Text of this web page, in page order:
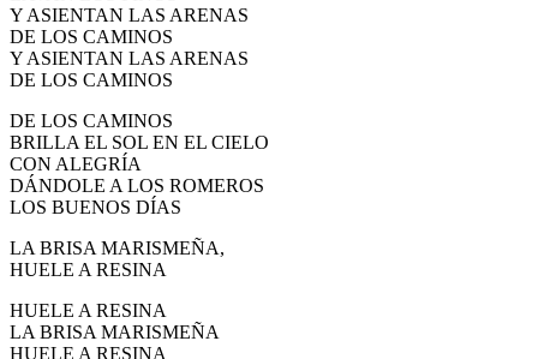
Y ASIENTAN LAS ARENAS
DE LOS CAMINOS
Y ASIENTAN LAS ARENAS
DE LOS CAMINOS
DE LOS CAMINOS
BRILLA EL SOL EN EL CIELO
CON ALEGRÍA
DÁNDOLE A LOS ROMEROS
LOS BUENOS DÍAS
LA BRISA MARISMEÑA,
HUELE A RESINA
HUELE A RESINA
LA BRISA MARISMEÑA
HUELE A RESINA